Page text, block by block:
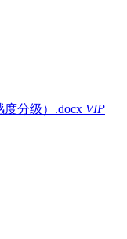
度分级）.docx VIP